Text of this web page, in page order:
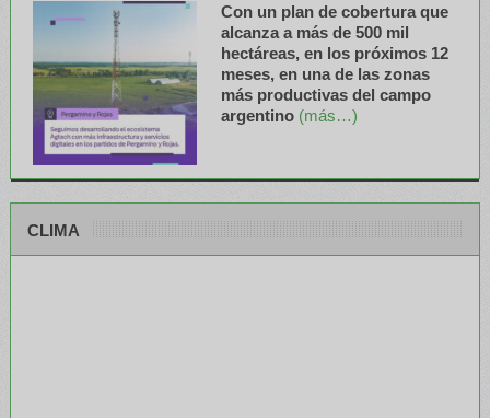
Con un plan de cobertura que
alcanza a más de 500 mil
hectáreas, en los próximos 12
meses, en una de las zonas
más productivas del campo
argentino (más…)
CLIMA